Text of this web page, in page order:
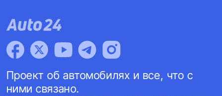
Проект об автомобилях и все, что с
ними связано.